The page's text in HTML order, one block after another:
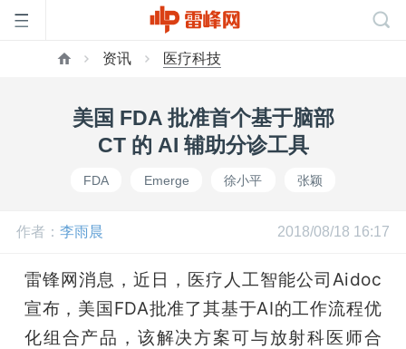
资讯 医疗科技
美国 FDA 批准首个基于脑部
CT 的 AI 辅助分诊工具
FDA Emerge 徐小平 张颖
作者： 李雨晨 2018/08/18 16:17
雷锋网消息，近日，医疗人工智能公司Aidoc
宣布，美国FDA批准了其基于AI的工作流程优
化组合产品，该解决方案可与放射科医师合